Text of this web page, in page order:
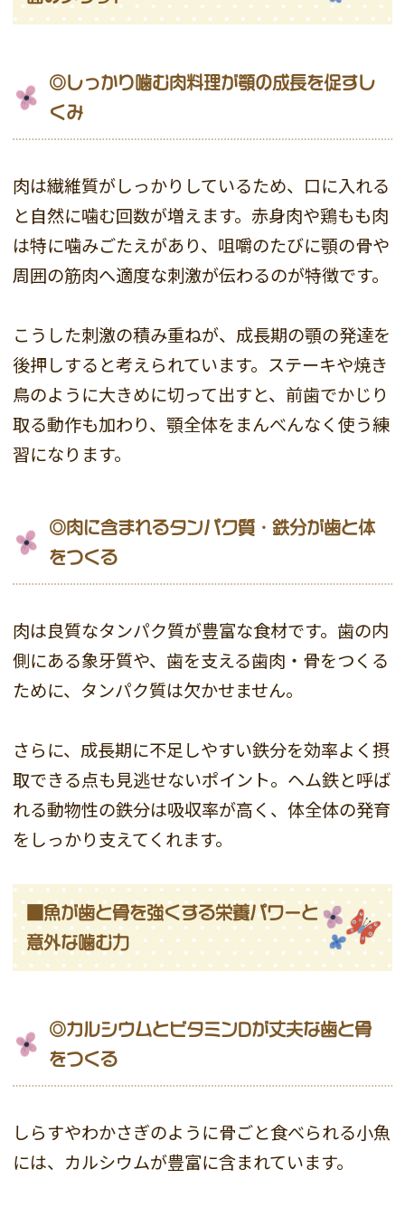
◎しっかり噛む肉料理が顎の成長を促すし
くみ
肉は繊維質がしっかりしているため、口に入れる
と自然に噛む回数が増えます。赤身肉や鶏もも肉
は特に噛みごたえがあり、咀嚼のたびに顎の骨や
周囲の筋肉へ適度な刺激が伝わるのが特徴です。
こうした刺激の積み重ねが、成長期の顎の発達を
後押しすると考えられています。ステーキや焼き
鳥のように大きめに切って出すと、前歯でかじり
取る動作も加わり、顎全体をまんべんなく使う練
習になります。
◎肉に含まれるタンパク質・鉄分が歯と体
をつくる
肉は良質なタンパク質が豊富な食材です。歯の内
側にある象牙質や、歯を支える歯肉・骨をつくる
ために、タンパク質は欠かせません。
さらに、成長期に不足しやすい鉄分を効率よく摂
取できる点も見逃せないポイント。ヘム鉄と呼ば
れる動物性の鉄分は吸収率が高く、体全体の発育
をしっかり支えてくれます。
■魚が歯と骨を強くする栄養パワーと
意外な噛む力
◎カルシウムとビタミンDが丈夫な歯と骨
をつくる
しらすやわかさぎのように骨ごと食べられる小魚
には、カルシウムが豊富に含まれています。